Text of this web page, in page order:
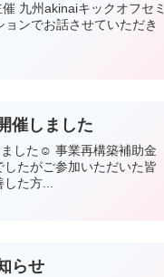
九州akinaiキックオフセミ
ンでお話させていただき
催しました
した☺ 事業再構築補助金
たがご参加いただいた皆
た方...
らせ